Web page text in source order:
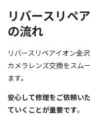
リバースリペ
の流れ
リバースリペアイオン金
カメラレンズ交換をスム
ます。
安心して修理をご依頼い
ていくことが重要です。